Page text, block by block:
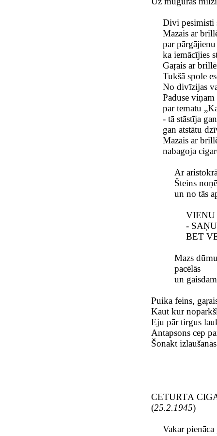
Divi pesimisti
Mazais ar
par
ka iemācījies
Gaŗais ar
Tukšā spole
No divīzijas
Padusē
par tematu
- tā stāstīja
gan atstātu
Mazais ar
nabagoja
Ar
Šteins
un no tās
VIENU
-
BET
Mazs
pacēlās
un
Puika feins,
Kaut kur
Eju pār tirgus
Antapsons cep
Šonakt
CETURTĀ
(25.2.1945)
Vakar